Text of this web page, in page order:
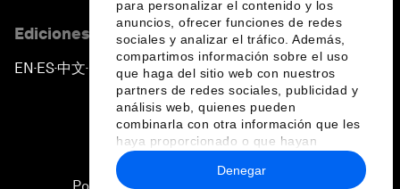
para personalizar el contenido y los
anuncios, ofrecer funciones de redes
sociales y analizar el tráfico. Además,
compartimos información sobre el uso
que haga del sitio web con nuestros
partners de redes sociales, publicidad y
análisis web, quienes pueden
combinarla con otra información que les
haya proporcionado o que hayan
recopilado a partir del uso que haya
hecho de sus servicios.
Denegar
Ediciones en otros idiomas
EN ▪ES▪中文▪ 日本語